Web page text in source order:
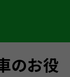
のお役